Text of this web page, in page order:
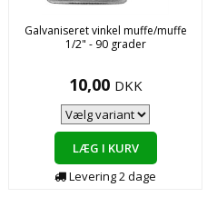
Galvaniseret vinkel muffe/muffe
1/2" - 90 grader
10,00 DKK
LÆG I KURV
Levering2dage